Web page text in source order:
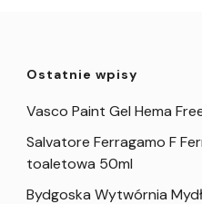
Ostatnie wpisy
Vasco Paint Gel Hema
Salvatore Ferragamo F
toaletowa 50ml
Bydgoska Wytwórnia